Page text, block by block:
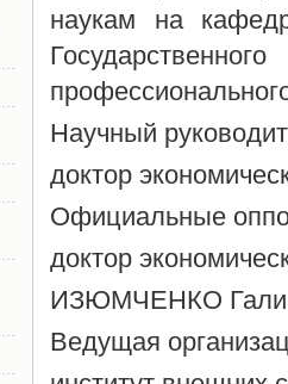
наукам на
Научный
доктор
Официальные
доктор
ИЗЮМЧЕНКО
Ведущая